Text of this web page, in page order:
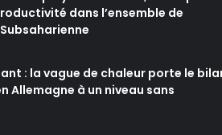
dans l’ensemble de
: la vague de chaleur porte le
Allemagne à un niveau sans